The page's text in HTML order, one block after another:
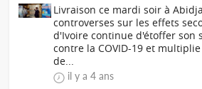
Livraison ce mardi soir à
controverses sur les effets
d'Ivoire continue d'étoffer son
contre la COVID-19 et
de...
il y a 4 ans